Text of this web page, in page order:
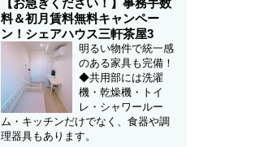
【お急ぎください！】事務手数
料＆初月賃料無料キャンペー
ン！シェアハウス三軒茶屋3
明るい物件で統一感
のある家具も完備！
◆共用部には洗濯
機・乾燥機・トイ
レ・シャワールー
ム・キッチンだけでなく、食器や調
理器具もあります。